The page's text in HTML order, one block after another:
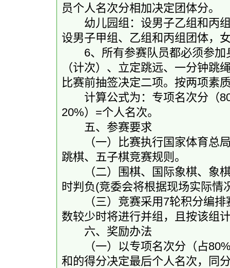
员个人名次分相加决定团体分。
幼儿园组：设男子乙组和丙组
设男子甲组、乙组和丙组团体，
6、所有参赛队员都必须参加
（计次）、立定跳远、一分钟跳
比赛前抽签决定二项。按两项素
计算公式为：专项名次分（
20%）=个人名次。
五、参赛要求
（一）比赛执行国家体育总局
跳棋、五子棋竞赛规则。
（二）围棋、国际象棋、象棋
时判负(竞委会将根据现场实际情
（三）竞赛采用7轮积分编排
数较少时将进行并组，且按该组
六、奖励办法
（一）以专项名次分（占80%
和的得分决定最后个人名次，同